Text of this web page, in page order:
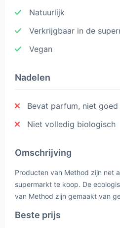
Natuurlijk
Verkrijgbaar in de
Vegan
Nadelen
Bevat parfum, niet
Niet volledig biologisch
Omschrijving
Producten van Method zijn net
supermarkt te koop. De
van Method zijn gemaakt van
verschillende geuren te krijgen,
Beste prijs